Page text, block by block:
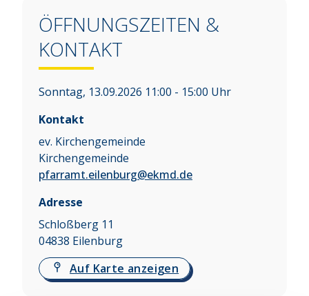
ÖFFNUNGSZEITEN &
KONTAKT
Sonntag, 13.09.2026 11:00 - 15:00 Uhr
Kontakt
ev. Kirchengemeinde
Kirchengemeinde
pfarramt.eilenburg@ekmd.de
Adresse
Schloßberg 11
04838 Eilenburg
Auf Karte anzeigen